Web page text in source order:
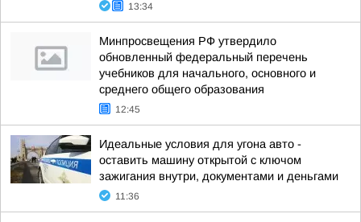
13:34
Минпросвещения РФ утвердило
обновленный федеральный перечень
учебников для начального, основного и
среднего общего образования
12:45
Идеальные условия для угона авто -
оставить машину открытой с ключом
зажигания внутри, документами и деньгами
11:36